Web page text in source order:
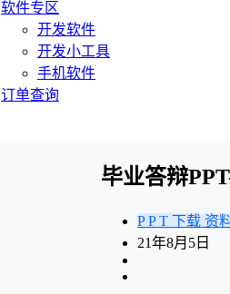
软件专区
开发软件
开发小工具
手机软件
订单查询
毕业答辩
P P T 下载 资
21年8月5日